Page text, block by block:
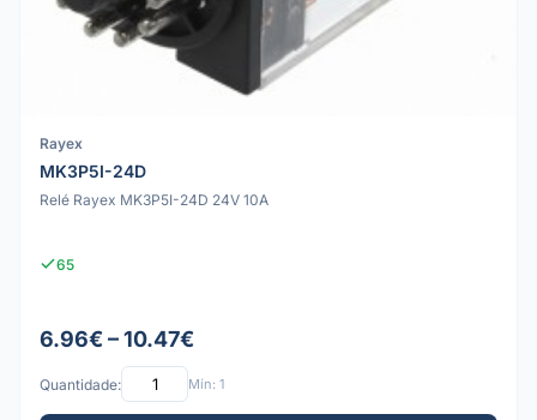
Rayex
MK3P5I-24D
Relé Rayex MK3P5I-24D 24V 10A
65
6.96€ – 10.47€
Quantidade: Mín: 1